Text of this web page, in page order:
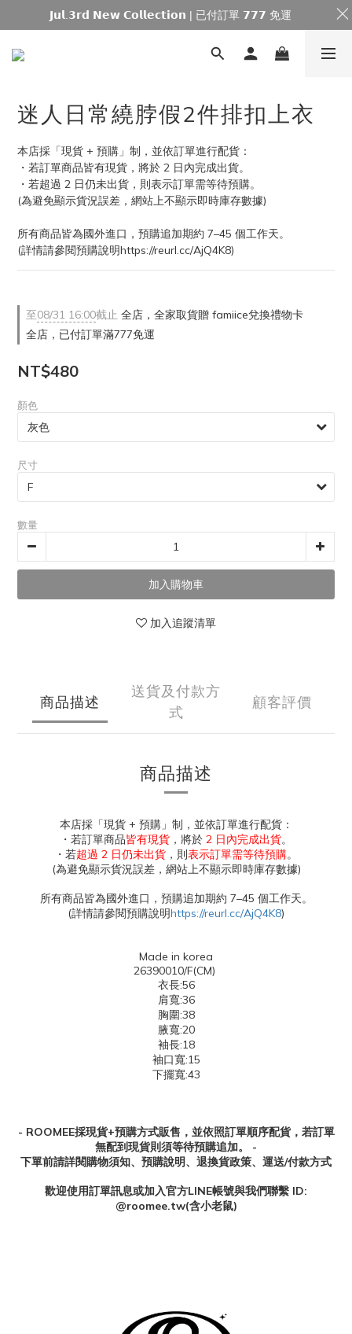
迷人日常繞脖假2件排扣上衣
本店採「現貨 + 預購」制，並依訂單進行配貨：
・若訂單商品皆有現貨，將於 2 日內完成出貨。
・若超過 2 日仍未出貨，則表示訂單需等待預購。
(為避免顯示貨況誤差，網站上不顯示即時庫存數據)
所有商品皆為國外進口，預購追加期約 7–45 個工作天。
(詳情請參閱預購說明https://reurl.cc/AjQ4K8)
至08/31 16:00截止 全店，全家取貨贈 famiice兌換禮物卡
全店，已付訂單滿777免運
NT$480
顏色
尺寸
數量
加入追蹤清單
商品描述
送貨及付款方
式
顧客評價
商品描述
本店採「現貨 + 預購」制，並依訂單進行配貨：
・若訂單商品皆有現貨 ，將於 2 日內完成出貨。
・若超過 2 日仍未出貨 ，則表示訂單需等待預購。
(為避免顯示貨況誤差，網站上不顯示即時庫存數據)
所有商品皆為國外進口，預購追加期約 7–45 個工作天。
(詳情請參閱預購說明https://reurl.cc/AjQ4K8)
Made in korea
26390010/F(CM)
衣長:56
肩寬:36
胸圍:38
腋寬:20
袖長:18
袖口寬:15
下擺寬:43
- ROOMEE採現貨+預購方式販售，並依照訂單順序配貨，若訂單
無配到現貨則須等待預購追加。 -
下單前請詳閱購物須知、預購說明、退換貨政策、運送/付款方式
歡迎使用訂單訊息或加入官方LINE帳號與我們聯繫 ID:
@roomee.tw(含小老鼠)
𝗝𝘂𝗹.𝟯𝗿𝗱 𝗡𝗲𝘄 𝗖𝗼𝗹𝗹𝗲𝗰𝘁𝗶𝗼𝗻 | 已付訂單 𝟳𝟳𝟳 免運